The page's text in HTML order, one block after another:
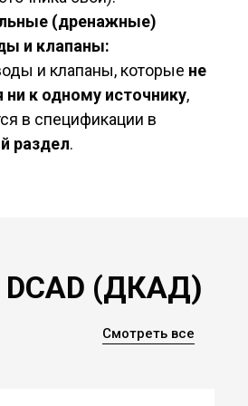
(дренажные)
и клапаны:
и клапаны, которые не
ни к одному источнику,
в спецификации в
раздел.
DCAD (ДКАД)
Смотреть все